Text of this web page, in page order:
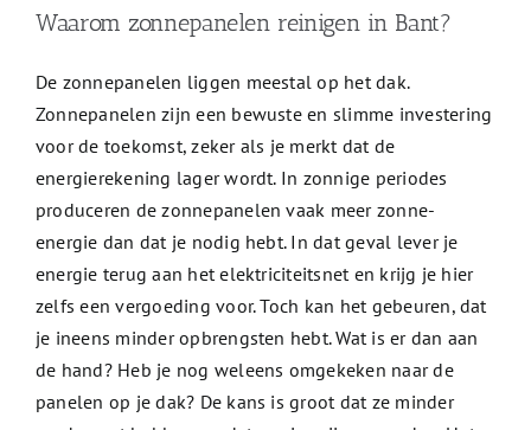
Waarom zonnepanelen reinigen in Bant?
De zonnepanelen liggen meestal op het dak.
Zonnepanelen zijn een bewuste en slimme investering
voor de toekomst, zeker als je merkt dat de
energierekening lager wordt. In zonnige periodes
produceren de zonnepanelen vaak meer zonne-
energie dan dat je nodig hebt. In dat geval lever je
energie terug aan het elektriciteitsnet en krijg je hier
zelfs een vergoeding voor. Toch kan het gebeuren, dat
je ineens minder opbrengsten hebt. Wat is er dan aan
de hand? Heb je nog weleens omgekeken naar de
panelen op je dak? De kans is groot dat ze minder